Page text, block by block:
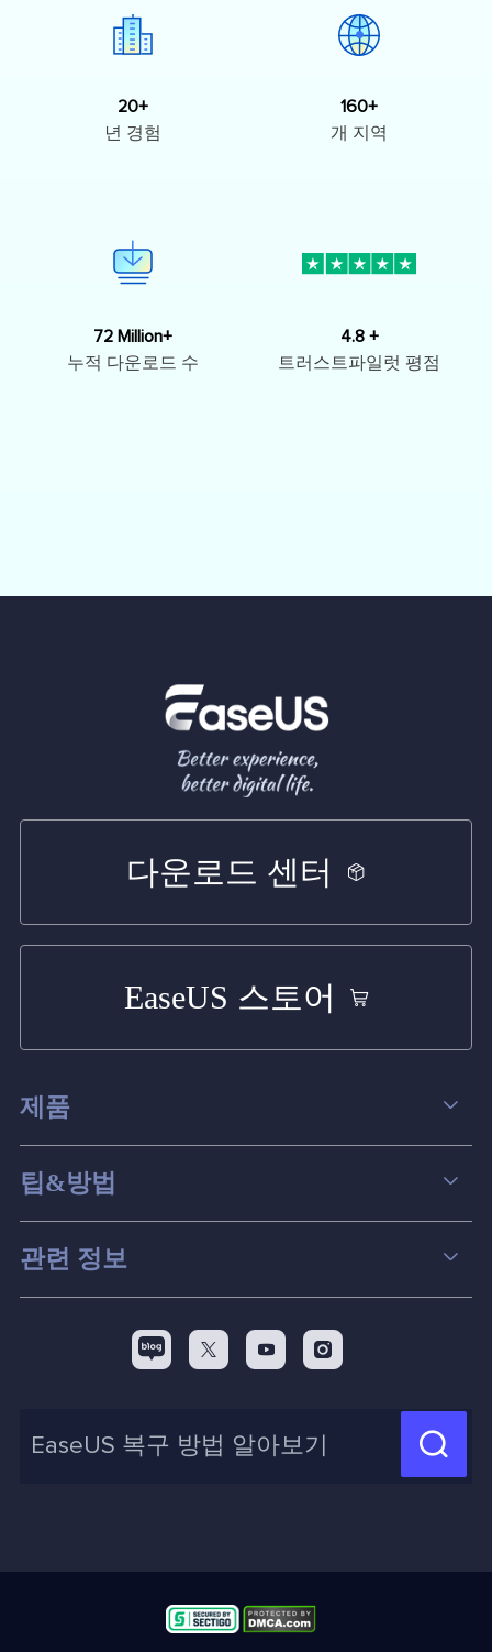
20+
년 경험
160+
개 지역
72 Million+
누적 다운로드 수
4.8 +
트러스트파일럿 평점
다운로드 센터
EaseUS 스토어
제품
데이터 복구
파티션 관리
스크린 레코더
백업&복원
신제품 New
팁&방법
컴퓨터 데이터 복구 팁
맥 데이터 복구 팁
디스크 파티션 팁
화면 녹화 팁
인사이트 보고서
관련 정보
리셀러
  
